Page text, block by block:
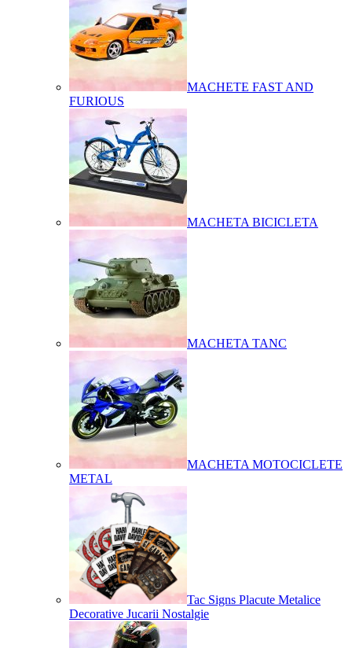
MACHETE FAST AND
FURIOUS
MACHETA BICICLETA
MACHETA TANC
MACHETA MOTOCICLETE
METAL
Tac Signs Placute Metalice
Decorative Jucarii Nostalgie